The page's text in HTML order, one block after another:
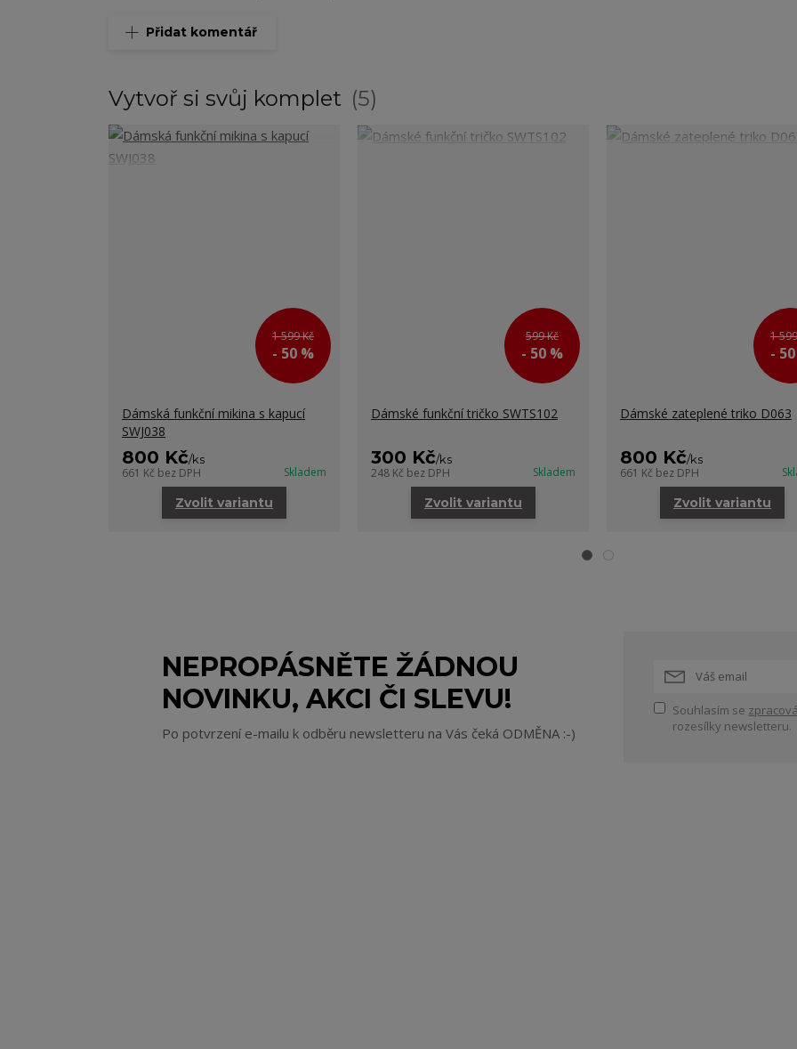
Přidat komentář
Vytvoř si svůj komplet 5
1 599 Kč
- 50 %
Dámská funkční mikina s kapucí
SWJ038
800 Kč/ks
661 Kč bez DPH Skladem
Zvolit variantu
599 Kč
- 50 %
Dámské funkční tričko SWTS102
300 Kč/ks
248 Kč bez DPH Skladem
Zvolit variantu
1
-
Dámské zateplené triko D063
800 Kč/ks
661 Kč bez DPH
Zvolit variantu
NEPROPÁSNĚTE ŽÁDNOU
NOVINKU, AKCI ČI SLEVU!
Po potvrzení e-mailu k odběru newsletteru na Vás čeká ODMĚNA :-)
Souhlasím se
rozesílky newsletteru.